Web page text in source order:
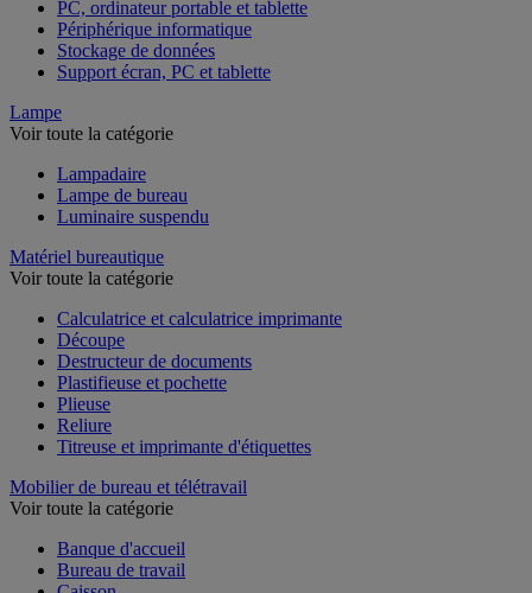
PC, ordinateur portable et tablette
Périphérique informatique
Stockage de données
Support écran, PC et tablette
Lampe
Voir toute la catégorie
Lampadaire
Lampe de bureau
Luminaire suspendu
Matériel bureautique
Voir toute la catégorie
Calculatrice et calculatrice imprimante
Découpe
Destructeur de documents
Plastifieuse et pochette
Plieuse
Reliure
Titreuse et imprimante d'étiquettes
Mobilier de bureau et télétravail
Voir toute la catégorie
Banque d'accueil
Bureau de travail